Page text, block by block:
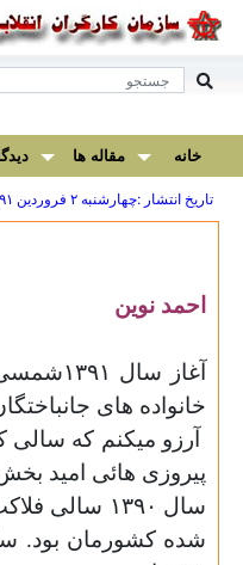
خانه مقاله ها
تاریخ انتشار :چهارشنبه ۲ فروردين ۱۳۹۱ برابر با ۲۱ مارس ۲۰۱۲
احمد نوین
آغاز سال ۱۳۹۱شمسی را به کارگران، به زحمتکشان، به زنان مبارز ایران،
خانواده های
آرزو میکنم که
پیروزی هائی امید
سال ۱۳۹۰ سالی
شده کشورمان بود.